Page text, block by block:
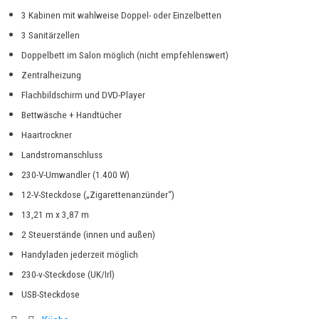
3 Kabinen mit wahlweise Doppel- oder Einzelbetten
3 Sanitärzellen
Doppelbett im Salon möglich (nicht empfehlenswert)
Zentralheizung
Flachbildschirm und DVD-Player
Bettwäsche + Handtücher
Haartrockner
Landstromanschluss
230-V-Umwandler (1.400 W)
12-V-Steckdose („Zigarettenanzünder“)
13,21 m x 3,87 m
2 Steuerstände (innen und außen)
Handyladen jederzeit möglich
230-v-Steckdose (UK/Irl)
USB-Steckdose